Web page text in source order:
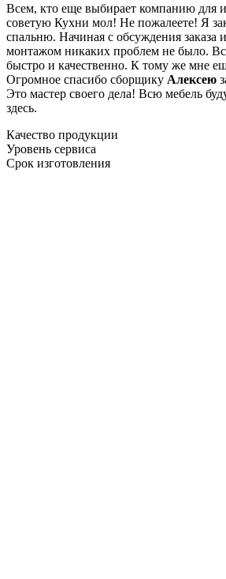
Всем, кто еще выбирает компанию для
советую Кухни мол! Не пожалеете! Я
спальню. Начиная с обсуждения заказа
монтажом никаких проблем не было.
быстро и качественно. К тому же мне
Огромное спасибо сборщику Алексею
Это мастер своего дела! Всю мебель
здесь.
Качество продукции
Уровень сервиса
Срок изготовления